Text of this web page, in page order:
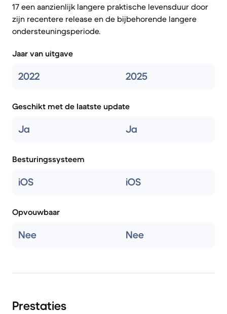
17 een aanzienlijk langere praktische levensduur door
zijn recentere release en de bijbehorende langere
ondersteuningsperiode.
Jaar van uitgave
2022 2025
Geschikt met de laatste update
Ja Ja
Besturingssysteem
iOS iOS
Opvouwbaar
Nee Nee
Prestaties